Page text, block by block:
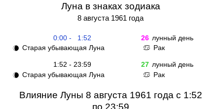
Луна в знаках зодиака
8 августа 1961 года
0:00 - 1:52 26 лунный день
🌘 Старая убывающая Луна ♋ Рак
1:52 - 23:59 27 лунный день
🌘 Старая убывающая Луна ♋ Рак
Влияние Луны 8 августа 1961 года с 1:52
по 23:59